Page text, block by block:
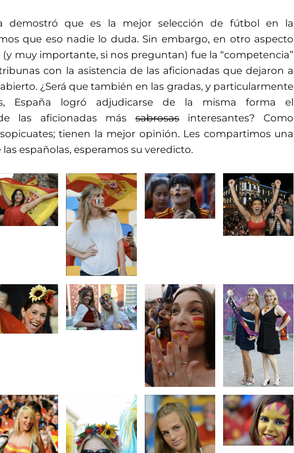
demostró que es la mejor selección de fútbol en la
que eso nadie lo duda. Sin embargo, en otro aspecto
muy importante, si nos preguntan) fue la “competencia”
con la asistencia de las aficionadas que dejaron a
¿Será que también en las gradas, y particularmente
España logró adjudicarse de la misma forma el
las aficionadas mássabrosasinteresantes? Como
tienen la mejor opinión. Les compartimos una
españolas, esperamos su veredicto.